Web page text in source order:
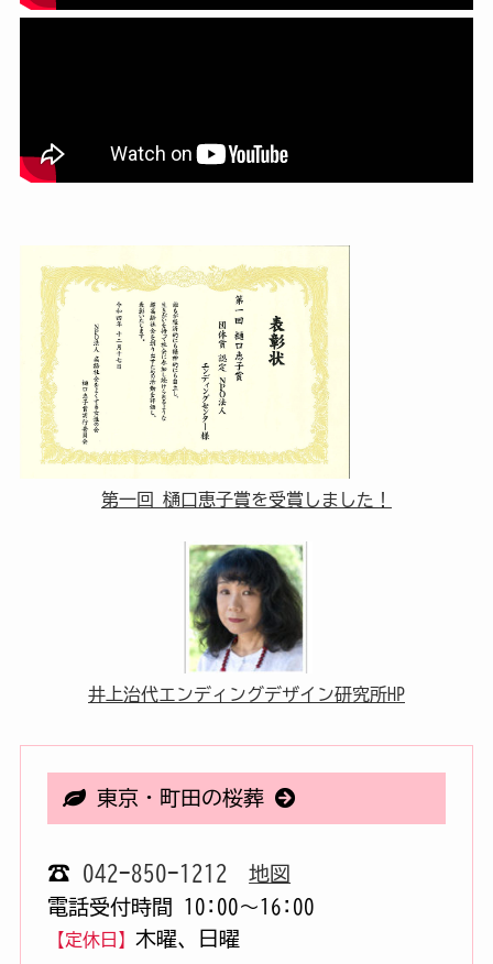
第一回 樋口恵子賞を受賞しました！
井上治代エンディングデザイン研究所HP
東京・町田の桜葬
☎ 042-850-1212
地図
電話受付時間 10:00〜16:00
【定休日】 木曜、日曜